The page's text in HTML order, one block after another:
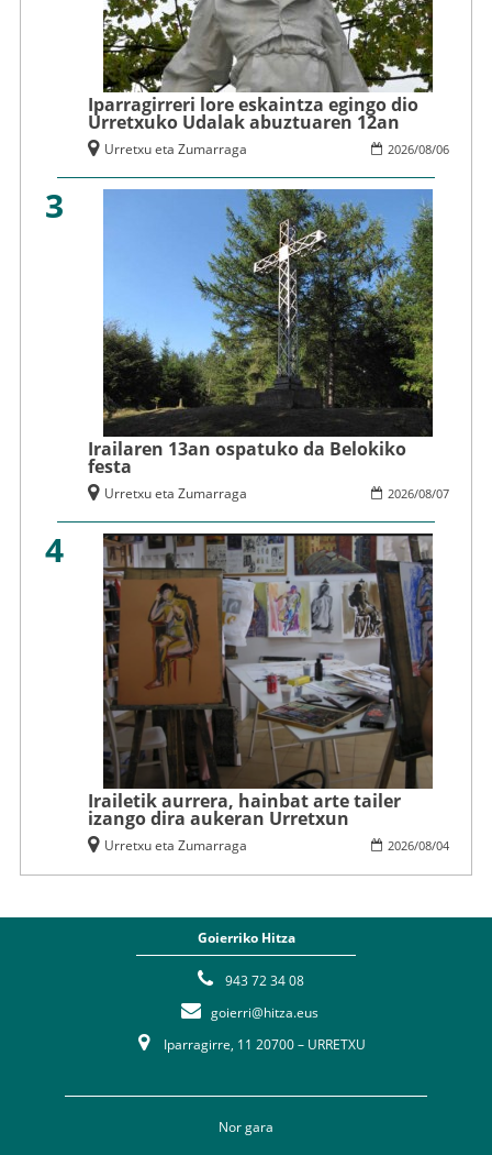
Iparragirreri lore eskaintza egingo dio
Urretxuko Udalak abuztuaren 12an
2026/08/06
Urretxu eta Zumarraga
3
Irailaren 13an ospatuko da Belokiko
festa
2026/08/07
Urretxu eta Zumarraga
4
Irailetik aurrera, hainbat arte tailer
izango dira aukeran Urretxun
2026/08/04
Urretxu eta Zumarraga
Goierriko Hitza
943 72 34 08
goierri@hitza.eus
Iparragirre, 11 20700 – URRETXU
Nor gara